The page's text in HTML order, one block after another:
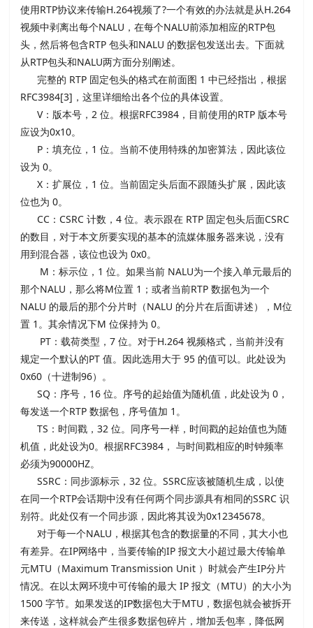
使用RTP协议来传输H.264视频了?一个有效的办法就是从H.264
视频中剥离出每个NALU，在每个NALU前添加相应的RTP包
头，然后将包含RTP 包头和NALU 的数据包发送出去。下面就
从RTP包头和NALU两方面分别阐述。
完整的 RTP 固定包头的格式在前面图 1 中已经指出，根据
RFC3984[3]，这里详细给出各个位的具体设置。
V：版本号，2 位。根据RFC3984，目前使用的RTP 版本号
应设为0x10。
P：填充位，1 位。当前不使用特殊的加密算法，因此该位
设为 0。
X：扩展位，1 位。当前固定头后面不跟随头扩展，因此该
位也为 0。
CC：CSRC 计数，4 位。表示跟在 RTP 固定包头后面CSRC
的数目，对于本文所要实现的基本的流媒体服务器来说，没有
用到混合器，该位也设为 0x0。
M：标示位，1 位。如果当前 NALU为一个接入单元最后的
那个NALU，那么将M位置 1；或者当前RTP 数据包为一个
NALU 的最后的那个分片时（NALU 的分片在后面讲述），M位
置 1。其余情况下M 位保持为 0。
PT：载荷类型，7 位。对于H.264 视频格式，当前并没有
规定一个默认的PT 值。因此选用大于 95 的值可以。此处设为
0x60（十进制96）。
SQ：序号，16 位。序号的起始值为随机值，此处设为 0，
每发送一个RTP 数据包，序号值加 1。
TS：时间戳，32 位。同序号一样，时间戳的起始值也为随
机值，此处设为0。根据RFC3984， 与时间戳相应的时钟频率
必须为90000HZ。
SSRC：同步源标示，32 位。SSRC应该被随机生成，以使
在同一个RTP会话期中没有任何两个同步源具有相同的SSRC 识
别符。此处仅有一个同步源，因此将其设为0x12345678。
对于每一个NALU，根据其包含的数据量的不同，其大小也
有差异。在IP网络中，当要传输的IP 报文大小超过最大传输单
元MTU（Maximum Transmission Unit ）时就会产生IP分片
情况。在以太网环境中可传输的最大 IP 报文（MTU）的大小为
1500 字节。如果发送的IP数据包大于MTU，数据包就会被拆开
来传送，这样就会产生很多数据包碎片，增加丢包率，降低网